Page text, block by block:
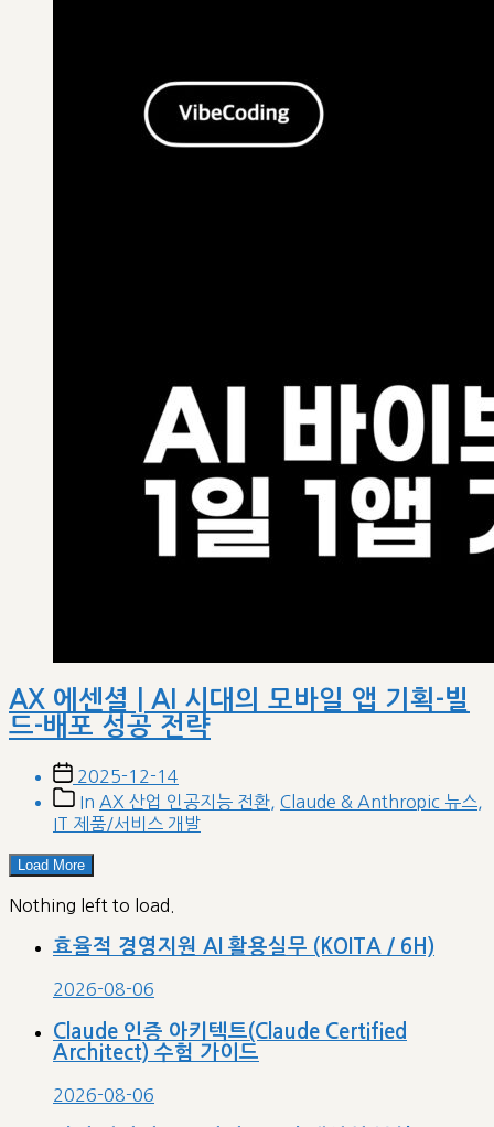
AX 에센셜 | AI 시대의 모바일 앱 기획-빌
드-배포 성공 전략
Post
date
2025-12-14
Post
categories
In AX 산업 인공지능 전환 Claude & Anthropic 뉴스
IT 제품/서비스 개발
Load More
Nothing left to load.
효율적 경영지원 AI 활용실무 (KOITA / 6H)
2026-08-06
Claude 인증 아키텍트(Claude Certified
Architect) 수험 가이드
2026-08-06